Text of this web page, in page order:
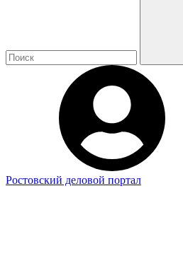
Ростовский деловой портал